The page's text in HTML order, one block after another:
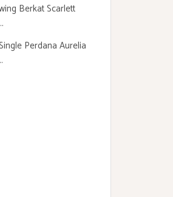
Berkat Scarlett
Perdana Aurelia